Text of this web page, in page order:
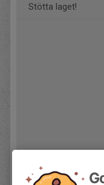
Stötta laget!